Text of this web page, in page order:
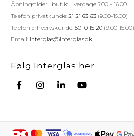
Åbningstider i butik: Hverdage 7.00 - 16.00
Telefon privatkunde:21 21 63 63 (9.00-15.00)
Telefon erhvervskunde:50 10 15 20 (9.00-15.00)
Email: interglas@interglas.dk
Følg Interglas her